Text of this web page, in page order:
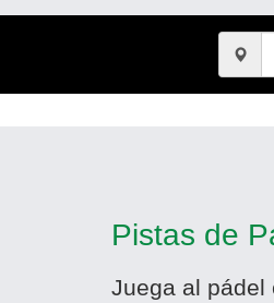
Pistas de
Juega al pádel